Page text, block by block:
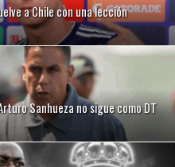
a Chile con una lección
Sanhueza no sigue como DT